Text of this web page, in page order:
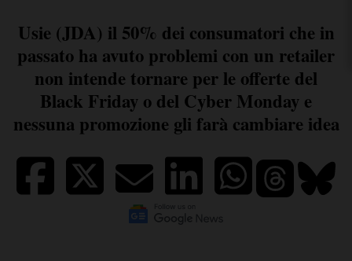
Usie (JDA) il 50% dei consumatori che in
passato ha avuto problemi con un retailer
non intende tornare per le offerte del
Black Friday o del Cyber Monday e
nessuna promozione gli farà cambiare idea